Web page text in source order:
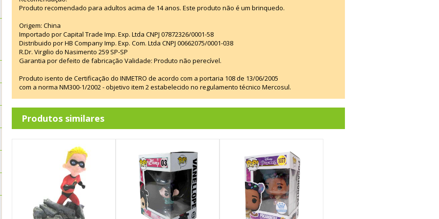
Produto recomendado para adultos acima de 14 anos. Este produto não é um brinquedo.
Origem: China
Importado por Capital Trade Imp. Exp. Ltda CNPJ 07872326/0001-58
Distribuido por HB Company Imp. Exp. Com. Ltda CNPJ 00662075/0001-038
R.Dr. Virgilio do Nasimento 259 SP-SP
Garantia por defeito de fabricação Validade: Produto não perecível.
Produto isento de Certificação do INMETRO de acordo com a portaria 108 de 13/06/2005
com a norma NM300-1/2002 - objetivo item 2 estabelecido no regulamento técnico Mercosul.
Produtos similares